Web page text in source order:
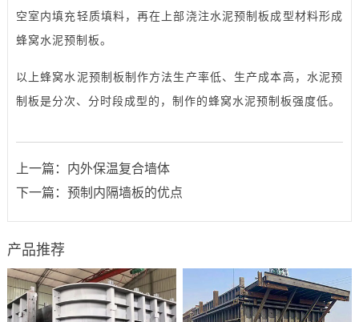
空室内填充轻质填料，再在上部浇注水泥预制板成型材料形成
蜂窝水泥预制板。
以上蜂窝水泥预制板制作方法生产率低、生产成本高，水泥预
制板是分次、分时段成型的，制作的蜂窝水泥预制板强度低。
上一篇： 内外保温复合墙体
下一篇： 预制内隔墙板的优点
产品推荐